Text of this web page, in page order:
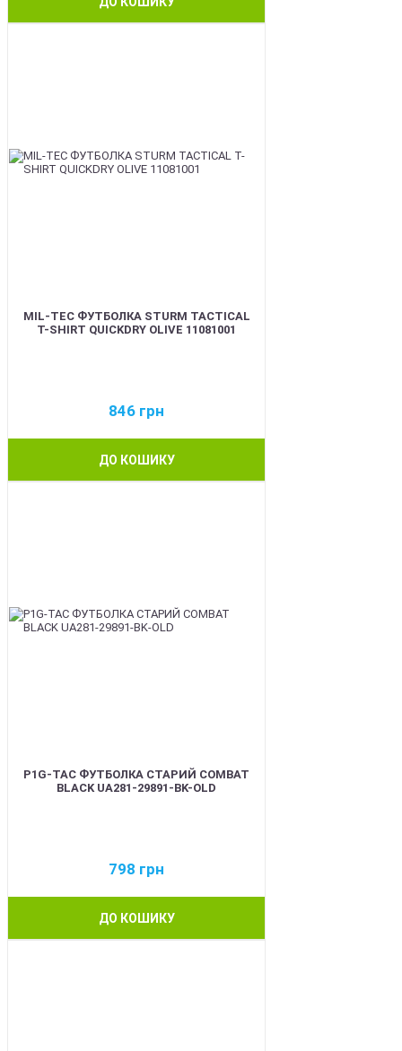
MIL-TEC ФУТБОЛКА STURM TACTICAL
T-SHIRT QUICKDRY OLIVE 11081001
846 грн
ДО КОШИКУ
P1G-TAC ФУТБОЛКА СТАРИЙ COMBAT
BLACK UA281-29891-BK-OLD
798 грн
ДО КОШИКУ